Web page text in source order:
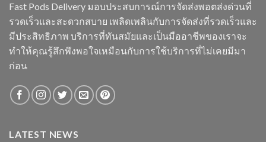
Fast Pods Delivery มอบประสบการณ์การจัดส่งพอตส่งด่วนที่
รวดเร็วและสะดวกสบาย เพลิดเพลินกับการจัดส่งที่รวดเร็วและ
มีประสิทธิภาพ บริการที่ทันสมัยและเป็นมืออาชีพของเราจะ
ทำให้คุณรู้สึกพึงพอใจเหมือนกับการใช้บริการที่ไม่เคยมีมา
ก่อน
LATEST NEWS